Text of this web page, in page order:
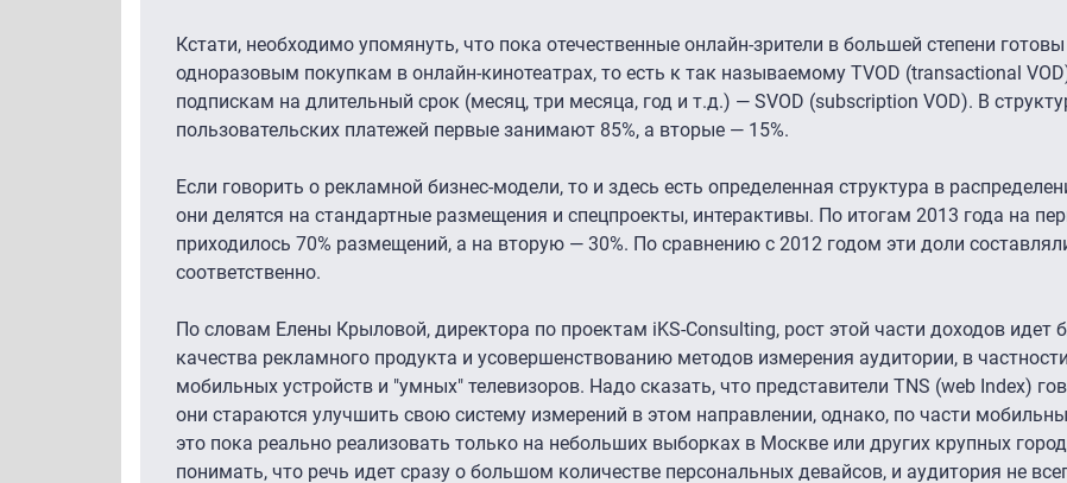
Кстати, необходимо упомянуть, что пока отечественные онлайн-зрители в большей степени
одноразовым покупкам в онлайн-кинотеатрах, то есть к так называемому TVOD (transactional
подпискам на длительный срок (месяц, три месяца, год и т.д.) — SVOD (subscription VOD). В
пользовательских платежей первые занимают 85%, а вторые — 15%.
Если говорить о рекламной бизнес-модели, то и здесь есть определенная структура в
они делятся на стандартные размещения и спецпроекты, интерактивы. По итогам 2013 года на
приходилось 70% размещений, а на вторую — 30%. По сравнению с 2012 годом эти доли
соответственно.
По словам Елены Крыловой, директора по проектам iKS-Consulting, рост этой части доходов идет
качества рекламного продукта и усовершенствованию методов измерения аудитории, в
мобильных устройств и "умных" телевизоров. Надо сказать, что представители TNS (web Index)
они стараются улучшить свою систему измерений в этом направлении, однако, по части
это пока реально реализовать только на небольших выборках в Москве или других крупных
понимать, что речь идет сразу о большом количестве персональных девайсов, и аудитория не